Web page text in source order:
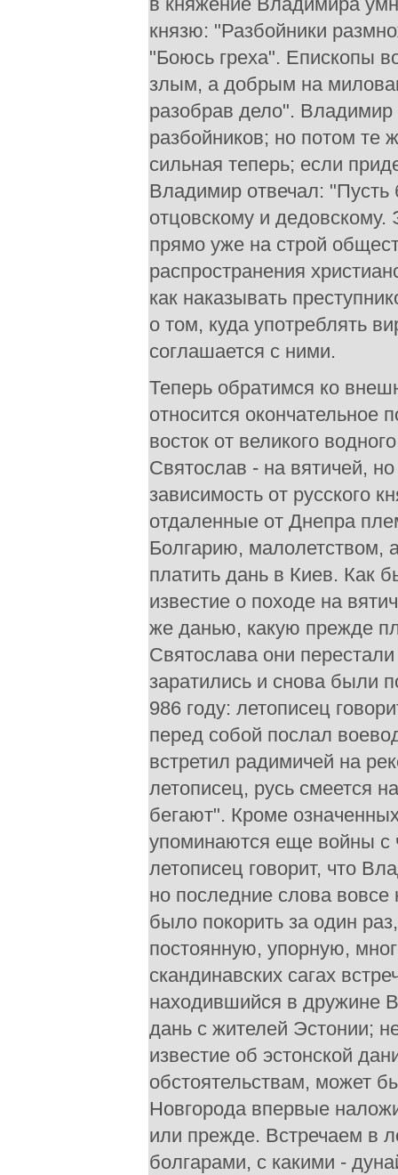
князю: "Разбойники
"Боюсь греха". Епископы
злым, а добрым на
разобрав дело". Владимир
разбойников; но потом те
сильная теперь; если
Владимир отвечал: "Пусть
отцовскому и дедовскому.
прямо уже на строй
распространения
как наказывать
о том, куда употреблять
соглашается с ними.
Теперь обратимся ко
относится
восток от великого
Святослав - на вятичей,
зависимость от русского
отдаленные от Днепра
Болгарию, малолетством,
платить дань в Киев. Как
известие о походе на
же данью, какую прежде
Святослава они
заратились и снова были
986 году: летописец
перед собой послал
встретил радимичей на
летописец, русь смеется
бегают". Кроме
упоминаются еще войны с
летописец говорит, что
но последние слова вовсе
было покорить за один
постоянную, упорную,
скандинавских сагах
находившийся в дружине
дань с жителей Эстонии;
известие об эстонской
обстоятельствам, может
Новгорода впервые
или прежде. Встречаем в
болгарами, с какими -